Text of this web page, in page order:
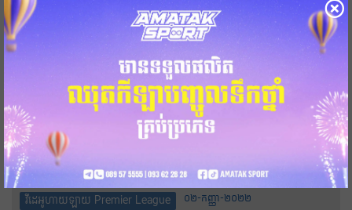
វីដេអូហាយឡាយ Premier League ០២-កញ្ញា-២០២២